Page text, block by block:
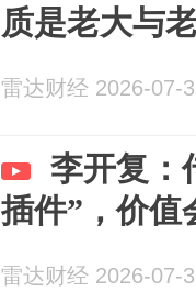
质是老大与
雷达财经 2026-07-
李开复：
插件”，价值
雷达财经 2026-07-